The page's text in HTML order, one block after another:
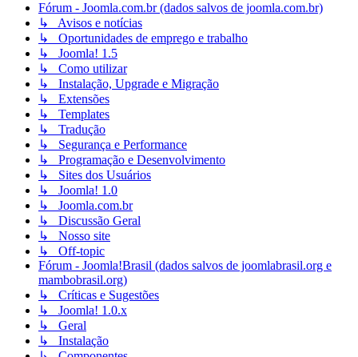
Fórum - Joomla.com.br (dados salvos de joomla.com.br)
↳ Avisos e notícias
↳ Oportunidades de emprego e trabalho
↳ Joomla! 1.5
↳ Como utilizar
↳ Instalação, Upgrade e Migração
↳ Extensões
↳ Templates
↳ Tradução
↳ Segurança e Performance
↳ Programação e Desenvolvimento
↳ Sites dos Usuários
↳ Joomla! 1.0
↳ Joomla.com.br
↳ Discussão Geral
↳ Nosso site
↳ Off-topic
Fórum - Joomla!Brasil (dados salvos de joomlabrasil.org e
mambobrasil.org)
↳ Críticas e Sugestões
↳ Joomla! 1.0.x
↳ Geral
↳ Instalação